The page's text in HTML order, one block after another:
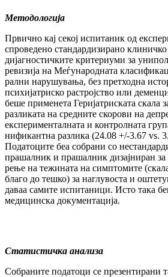
Методологија
Првично кај секој испитаник од
спроведено стан­дар­ди­зи­ра­но клиничко
ди­ја­гностичките критериуми за
ревизија на Ме­ѓу­на­род­на­та
рал­ни нарушувања, без претходна
психијатриско растројство или
беше применета Ге­ри­јатриската скала
разликата на средните скорови на
експерименталната и кон­тролната
ни­фи­кантна разлика (24.08 +/-3.67 vs.
Податоците беа собрани со
прашалник и пра­шал­ник дизајниран за
ре­ње на тежината на симптомите
благо до тешко) за на­глу­воста и
даваа самите испитаници. Исто така
медицинска до­ку­мен­тација.
Статистичка анализа
Собраните податоци се презентирани